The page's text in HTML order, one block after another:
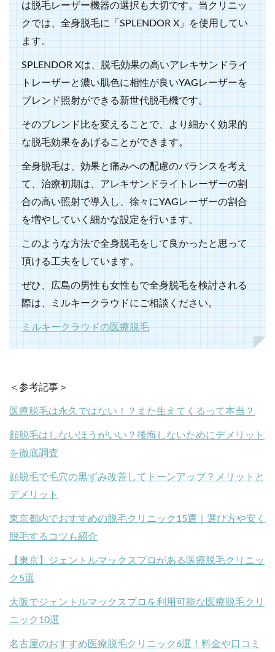
は脱毛レーザー機器の選択も大切です。当クリニッ
クでは、全身脱毛に「SPLENDOR X」を使用してい
ます。
SPLENDOR Xは、脱毛効果の高いアレキサンドライ
トレーザーと濃い肌色に相性が良いYAGレーザーを
ブレンド照射ができる新世代脱毛機です。
そのブレンド比を変えることで、より細かく効果的
な脱毛効果をあげることができます。
全身脱毛は、効果と痛みへの配慮のバランスを考え
て、治療初期は、アレキサンドライトレーザーの割
合の高い照射で導入し、徐々にYAGレーザーの割合
を増やしていく細かな設定を行います。
このような方法で全身脱毛をして良かったと思って
頂ける工夫をしています。
ぜひ、広島の男性も女性もで全身脱毛を検討される
際は、ミルキークラウドにご相談ください。
ミルキークラウドの医療脱毛
＜参考記事＞
医療脱毛は永久ではない！？また生えてくるって本当？
顔脱毛はしないほうがいい？後悔しないためにデメリット
を徹底調査
顔脱毛で毛穴の黒ずみ改善してトーンアップ？メリットと
デメリット
東京都内でおすすめの脱毛クリニック15選｜選び方や安く
脱毛するコツも紹介
【東京】ジェントルマックスプロがある医療脱毛クリニッ
ク5選
大阪でジェントルマックスプロを利用可能な医療脱毛クリ
ニック10選
名古屋のおすすめ医療脱毛クリニック6選！料金や口コミ